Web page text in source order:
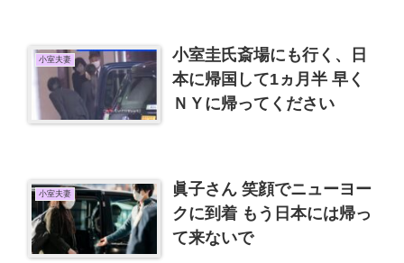
小室夫妻
小室圭氏斎場にも行く、日
本に帰国して1ヵ月半 早く
ＮＹに帰ってください
小室夫妻
眞子さん 笑顔でニューヨー
クに到着 もう日本には帰っ
て来ないで